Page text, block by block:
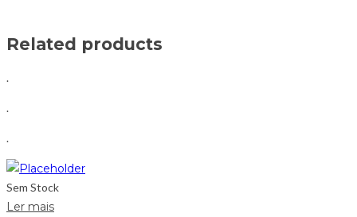
Related products
.
.
.
Sem Stock
Ler mais